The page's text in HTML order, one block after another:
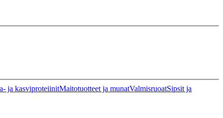
ja kasviproteiinitMaitotuotteet ja munatValmisruoatSipsit ja